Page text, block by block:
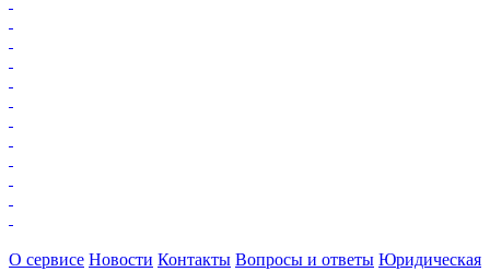
О сервисе Новости Контакты Вопросы и ответы Юридическая